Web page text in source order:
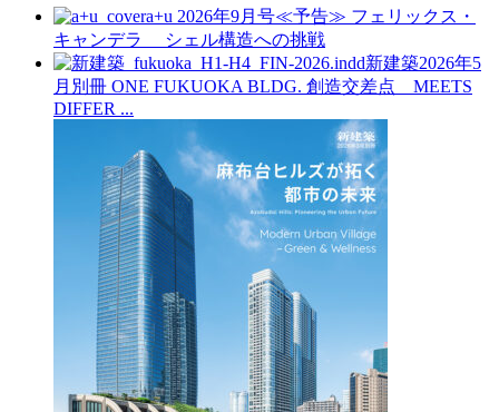
a+u 2026年9月号≪予告≫ フェリックス・
キャンデラ シェル構造への挑戦
新建築2026年5
月別冊 ONE FUKUOKA BLDG. 創造交差点 MEETS
DIFFER ...